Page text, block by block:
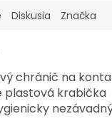
Diskusia Značka
chránič na
plastová krabička